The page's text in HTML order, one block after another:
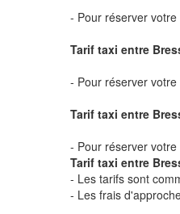
- Pour réserver
Tarif taxi entre
- Pour réserver
Tarif taxi entre
- Pour réserver
Tarif taxi entre
- Les tarifs sont
- Les frais